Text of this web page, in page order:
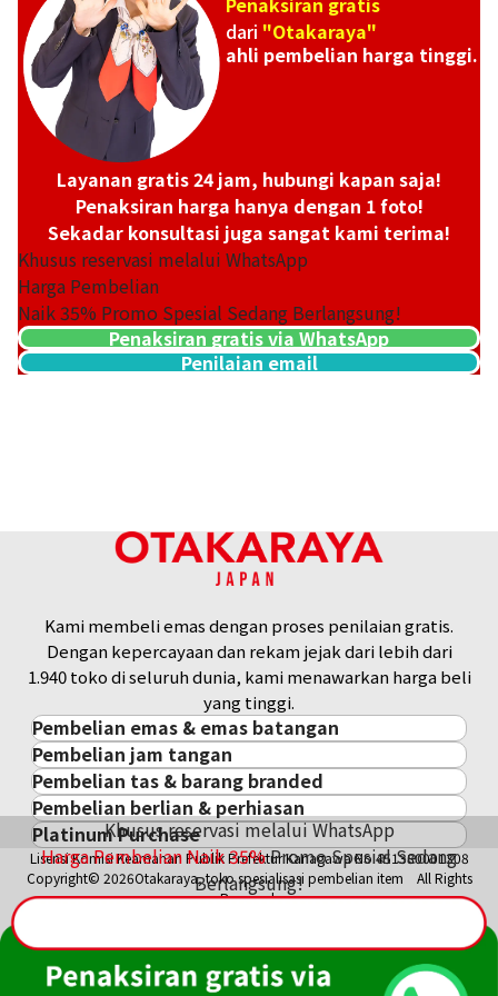
dari "Otakaraya"
ahli pembelian harga tinggi.
Layanan gratis 24 jam, hubungi kapan saja!
Penaksiran harga hanya dengan 1 foto!
Sekadar konsultasi juga sangat kami terima!
Khusus reservasi melalui WhatsApp
Harga Pembelian
Naik35% Promo Spesial Sedang Berlangsung!
Penaksiran gratis via WhatsApp
Penilaian email
Khusus reservasi melalui WhatsApp
Harga Pembelian Naik35%Promo Spesial Sedang
Berlangsung!
Kami membeli emas dengan proses penilaian gratis.
Dengan kepercayaan dan rekam jejak dari lebih dari
1.940 toko di seluruh dunia, kami menawarkan harga beli
yang tinggi.
Pembelian emas & emas batangan
Pembelian emas & emas batangan
Emas Batangan / Gold Bar
Koin Emas
Harga Pasar Emas / Kurs Emas
Aksesoris Emas
Cincin Emas
Pembelian jam tangan
Pembelian jam tangan
ROLEX
PATEK PHILIPPE
AUDEMARS PIGUET
VACHERON CONSTANTIN
BREGUEST
Pembelian tas & barang branded
Pembelian tas & barang branded
Cartier
LOUIS VUITTON
Hermès
CELINE
Fendi
Pembelian berlian & perhiasan
Pembelian berlian & perhiasan
Berlian
Zamrud
Rubi
Platinum Purchase
Platinum
Lisensi Komisi Keamanan Publik Prefektur Kanagawa No.451380001308
Copyright© 2026Otakaraya, toko spesialisasi pembelian item All Rights
Reserved.